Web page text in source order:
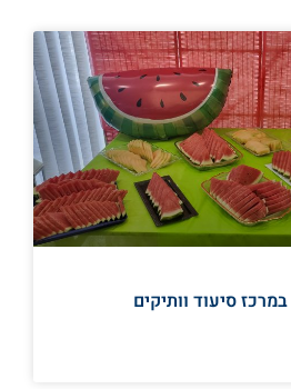
סיעוד וותיקים